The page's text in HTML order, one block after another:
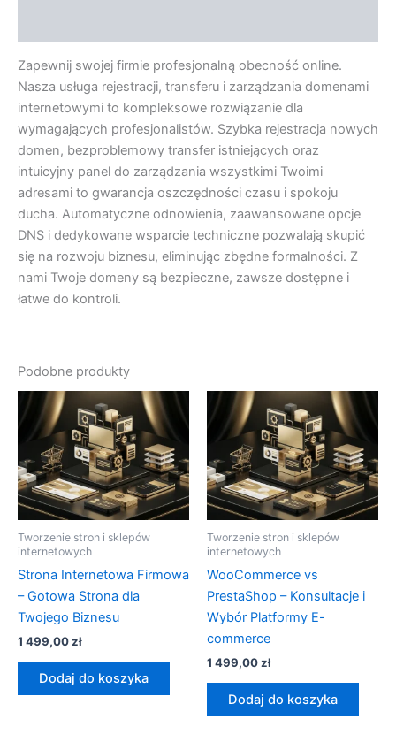
Zapewnij swojej firmie profesjonalną obecność online.
Nasza usługa rejestracji, transferu i zarządzania domenami
internetowymi to kompleksowe rozwiązanie dla
wymagających profesjonalistów. Szybka rejestracja nowych
domen, bezproblemowy transfer istniejących oraz
intuicyjny panel do zarządzania wszystkimi Twoimi
adresami to gwarancja oszczędności czasu i spokoju
ducha. Automatyczne odnowienia, zaawansowane opcje
DNS i dedykowane wsparcie techniczne pozwalają skupić
się na rozwoju biznesu, eliminując zbędne formalności. Z
nami Twoje domeny są bezpieczne, zawsze dostępne i
łatwe do kontroli.
Podobne produkty
Tworzenie stron i sklepów
internetowych
Strona Internetowa Firmowa
– Gotowa Strona dla
Twojego Biznesu
1 499,00zł
Dodaj do koszyka
Tworzenie stron i sklepów
internetowych
WooCommerce vs
PrestaShop – Konsultacje i
Wybór Platformy E-
commerce
1 499,00zł
Dodaj do koszyka